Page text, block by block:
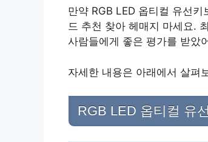
만약 RGB LED 옵티컬 유선
드 추천 찾아 헤매지 마세요.
사람들에게 좋은 평가를 받았
자세한 내용은 아래에서 살펴
RGB LED 옵티컬 유